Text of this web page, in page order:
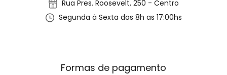
Rua Pres. Roosevelt, 250 - Centro
Segunda à Sexta das 8h as 17:00hs
Formas de pagamento